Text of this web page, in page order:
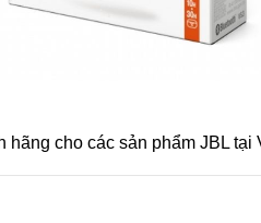
cho các sản phẩm JBL tại